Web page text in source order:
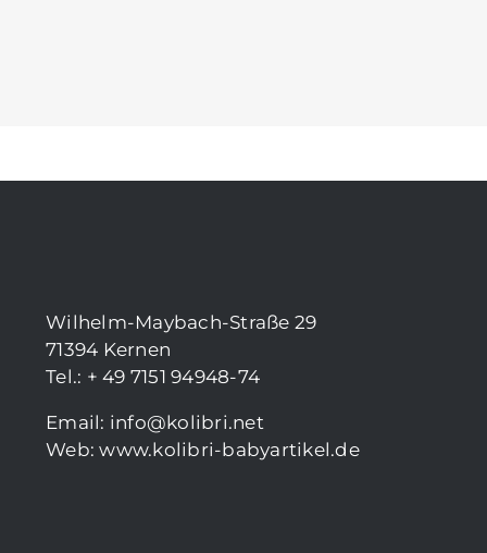
Wilhelm-Maybach-Straße 29
71394 Kernen
Tel.: + 49 7151 94948-74
Email: info@kolibri.net
Web:www.kolibri-babyartikel.de